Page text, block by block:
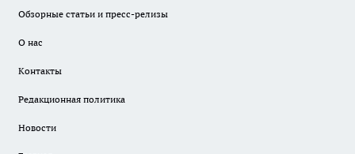
Обзорные статьи и пресс-релизы
О нас
Контакты
Редакционная политика
Новости